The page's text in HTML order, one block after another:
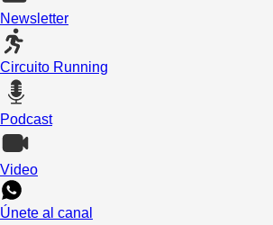
Newsletter
Circuito Running
Podcast
Video
Únete al canal